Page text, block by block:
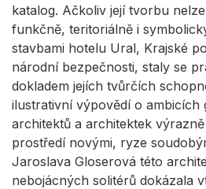
katalog. Ačkoliv její tvorbu
funkčně, teritoriálně i
stavbami hotelu Ural, Krajské
národní bezpečnosti, staly se
dokladem jejích tvůrčích
ilustrativní výpovědí o ambicích
architektů a architektek
prostředí novými, ryze
Jaroslava Gloserová této
nebojácných solitérů dokázala